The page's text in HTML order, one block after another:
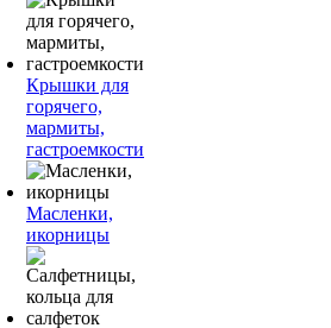
Крышки для
горячего,
мармиты,
гастроемкости
Масленки,
икорницы